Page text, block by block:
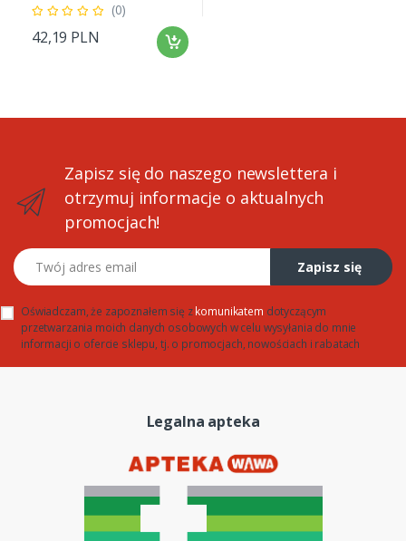
(0)
42,19 PLN
Zapisz się do naszego newslettera i
otrzymuj informacje o aktualnych
promocjach!
Twój adres email
Zapisz się
Oświadczam, że zapoznałem się zkomunikatem dotyczącym
przetwarzania moich danych osobowych w celu wysyłania do mnie
informacji o ofercie sklepu, tj. o promocjach, nowościach i rabatach
Legalna apteka